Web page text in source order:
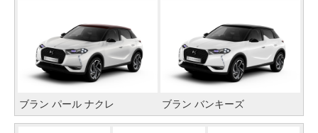
ブラン パール ナクレ ブラン バンキーズ